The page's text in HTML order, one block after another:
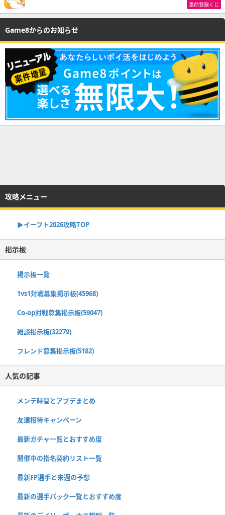
事前登録くじ
Game8からのお知らせ
攻略メニュー
▶イーフト2026攻略TOP
掲示板
掲示板一覧
1vs1対戦募集掲示板(45968)
Co-op対戦募集掲示板(59047)
雑談掲示板(32279)
フレンド募集掲示板(5182)
人気の記事
メンテ時間とアプデまとめ
友達招待キャンペーン
最新ガチャ一覧とおすすめ度
開催中の指名契約リスト一覧
最新FP選手と来週の予想
最新の選手パック一覧とおすすめ度